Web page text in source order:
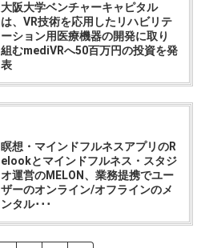
大阪大学ベンチャーキャピタル
は、VR技術を応用したリハビリテ
ーション用医療機器の開発に取り
組むmediVRへ50百万円の投資を発
表
瞑想・マインドフルネスアプリのR
elookとマインドフルネス・スタジ
オ運営のMELON、業務提携でユー
ザーのオンライン/オフラインのメ
ンタル･･･